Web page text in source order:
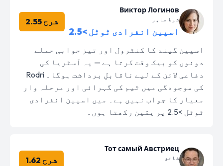
Виктор Логинов
شرط ماہر
اسپین انفرادی ٹوٹل >2.5
شرح 2.55
اسپین گیند کا کنٹرول اور تیز جوابی حملے
دونوں کو بیک وقت کرتا ہے — یہ آسٹریا کی
دفاعی لائن کے لیے ناقابلِ برداشت ہوگا۔ Rodri
کی موجودگی میں ٹیم کی گہرائی اور مرحلہ وار
معیار کا جواب نہیں ہے۔ میں اسپین انفرادی
ٹوٹل >2.5 پر یقین رکھتا ہوں۔
Тот самый Австриец
شائق شرح 1.62